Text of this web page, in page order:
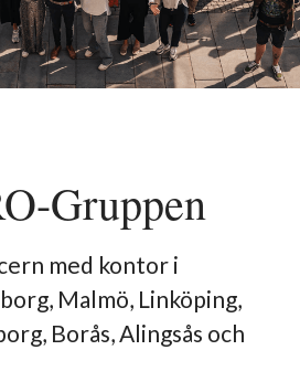
Gruppen
med kontor i
Malmö, Linköping,
Borås, Alingsås och